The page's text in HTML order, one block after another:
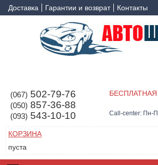
Доставка Гарантии и возврат Контакты
(067) 502-79-76
(050) 857-36-88
(093) 543-10-10 Call-center: Пн-
КОРЗИНА
пуста